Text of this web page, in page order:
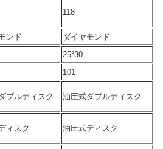
118
ンド
ダイヤモンド
25°30
101
ブルディスク 油圧式ダブルディスク
ィスク 油圧式ディスク